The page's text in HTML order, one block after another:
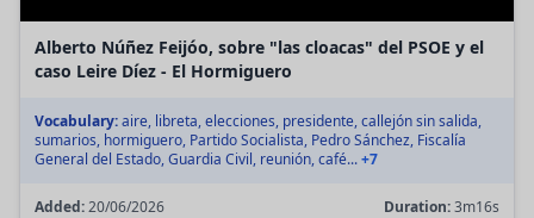
Alberto Núñez Feijóo, sobre "las cloacas" del PSOE y el
caso Leire Díez - El Hormiguero
Vocabulary:aire, libreta, elecciones, presidente, callejón sin salida,
sumarios, hormiguero, Partido Socialista, Pedro Sánchez, Fiscalía
General del Estado, Guardia Civil, reunión, café...+7
Added:20/06/2026 Duration:3m16s